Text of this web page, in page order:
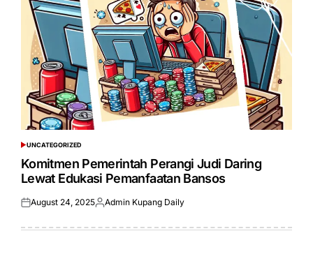
POSTED
IN
UNCATEGORIZED
Komitmen Pemerintah Perangi Judi Daring
Lewat Edukasi Pemanfaatan Bansos
Posted
August 24, 2025Posted
Admin Kupang Daily